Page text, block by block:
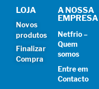
LOJA
Novos
produtos
Finalizar
Compra
A NOSSA
EMPRESA
Netfrio –
Quem
somos
Entre em
Contacto